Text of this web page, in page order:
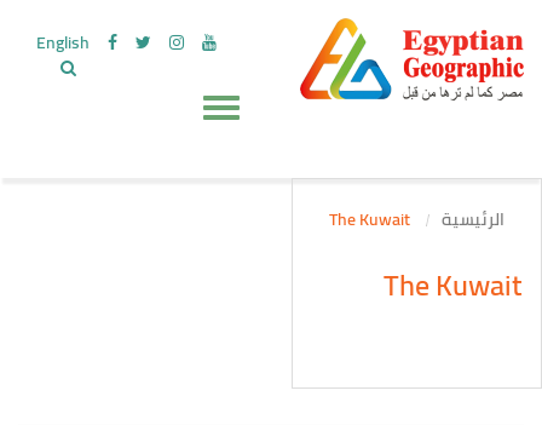
English
الرئيسية
The Kuwait